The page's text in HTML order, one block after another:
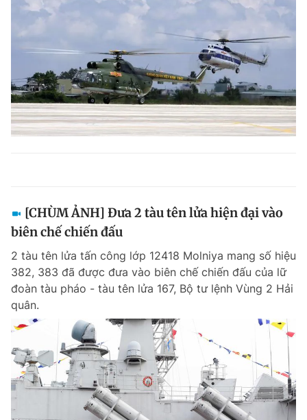
[CHÙM ẢNH] Đưa 2 tàu tên lửa hiện đại vào
biên chế chiến đấu
2 tàu tên lửa tấn công lớp 12418 Molniya mang số hiệu
382, 383 đã được đưa vào biên chế chiến đấu của lữ
đoàn tàu pháo - tàu tên lửa 167, Bộ tư lệnh Vùng 2 Hải
quân.